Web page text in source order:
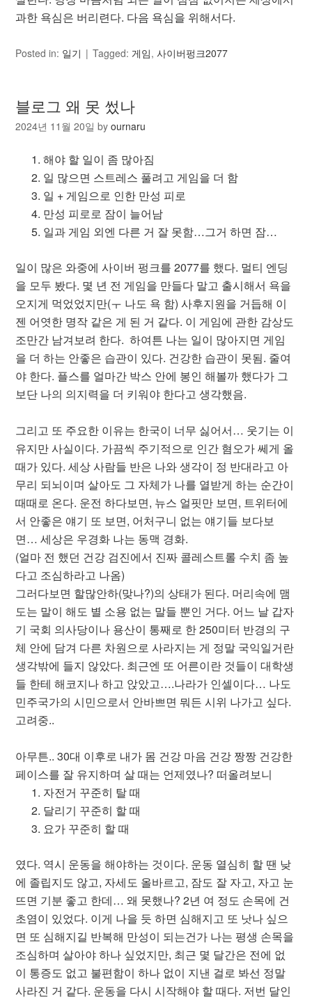
과한 욕심은 버리련다. 다음 욕심을 위해서다.
Posted in: 일기 Tagged:게임,사이버펑크2077
블로그 왜 못 썼나
2024년 11월 20일 byournaru
해야 할 일이 좀 많아짐
일 많으면 스트레스 풀려고 게임을 더 함
일 + 게임으로 인한 만성 피로
만성 피로로 잠이 늘어남
일과 게임 외엔 다른 거 잘 못함…그거 하면 잠…
일이 많은 와중에 사이버 펑크를 2077를 했다. 멀티 엔딩
을 모두 봤다. 몇 년 전 게임을 만들다 말고 출시해서 욕을
오지게 먹었었지만(ㅜ 나도 욕 함) 사후지원을 거듭해 이
젠 어엿한 명작 같은 게 된 거 같다. 이 게임에 관한 감상도
조만간 남겨보려 한다. 하여튼 나는 일이 많아지면 게임
을 더 하는 안좋은 습관이 있다. 건강한 습관이 못됨. 줄여
야 한다. 플스를 얼마간 박스 안에 봉인 해볼까 했다가 그
보단 나의 의지력을 더 키워야 한다고 생각했음.
그리고 또 주요한 이유는 한국이 너무 싫어서… 웃기는 이
유지만 사실이다. 가끔씩 주기적으로 인간 혐오가 쎄게 올
때가 있다. 세상 사람들 반은 나와 생각이 정 반대라고 아
무리 되뇌이며 살아도 그 자체가 나를 열받게 하는 순간이
때때로 온다. 운전 하다보면, 뉴스 얼핏만 보면, 트위터에
서 안좋은 얘기 또 보면, 어처구니 없는 얘기들 보다보
면… 세상은 우경화 나는 동맥 경화.
(얼마 전 했던 건강 검진에서 진짜 콜레스트롤 수치 좀 높
다고 조심하라고 나옴)
그러다보면 할많안하(맞나?)의 상태가 된다. 머리속에 맴
도는 말이 해도 별 소용 없는 말들 뿐인 거다. 어느 날 갑자
기 국회 의사당이나 용산이 통째로 한 250미터 반경의 구
체 안에 담겨 다른 차원으로 사라지는 게 정말 국익일거란
생각밖에 들지 않았다. 최근엔 또 어른이란 것들이 대학생
들 한테 해코지나 하고 앉았고….나라가 인셀이다… 나도
민주국가의 시민으로서 안바쁘면 뭐든 시위 나가고 싶다.
고려중..
아무튼.. 30대 이후로 내가 몸 건강 마음 건강 짱짱 건강한
페이스를 잘 유지하며 살 때는 언제였나? 떠올려보니
자전거 꾸준히 탈 때
달리기 꾸준히 할 때
요가 꾸준히 할 때
였다. 역시 운동을 해야하는 것이다. 운동 열심히 할 땐 낮
에 졸립지도 않고, 자세도 올바르고, 잠도 잘 자고, 자고 눈
뜨면 기분 좋고 한데… 왜 못했나? 2년 여 정도 손목에 건
초염이 있었다. 이게 나을 듯 하면 심해지고 또 낫나 싶으
면 또 심해지길 반복해 만성이 되는건가 나는 평생 손목을
조심하며 살아야 하나 싶었지만, 최근 몇 달간은 전에 없
이 통증도 없고 불편함이 하나 없이 지낸 걸로 봐선 정말
사라진 거 같다. 운동을 다시 시작해야 할 때다. 저번 달인